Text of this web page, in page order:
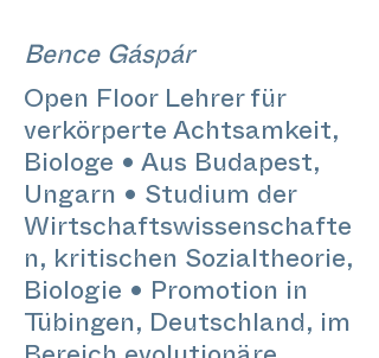
Bence Gáspár
Open Floor Lehrer für
verkörperte Achtsamkeit,
Biologe • Aus Budapest,
Ungarn • Studium der
Wirtschaftswissenschafte
n, kritischen Sozialtheorie,
Biologie • Promotion in
Tübingen, Deutschland, im